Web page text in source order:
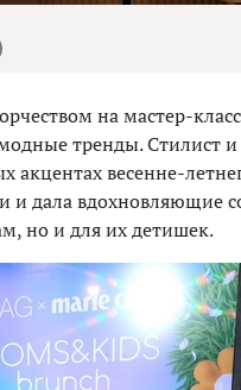
на мастер-
тренды. Стилист
весенне-
и дала вдохновляющие
но и для их детишек.